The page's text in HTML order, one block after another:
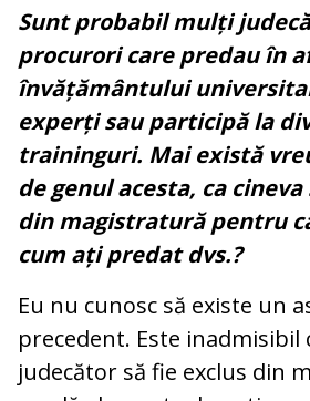
Sunt probabil mulți
procurori care predau în
învățământului
experți sau participă la
traininguri. Mai există
de genul acesta, ca
din magistratură pentru
cum ați predat dvs.?
Eu nu cunosc să existe un
precedent. Este inadmisibil
judecător să fie exclus din